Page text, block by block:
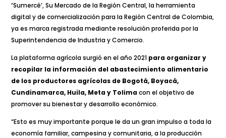
‘Sumercé’, Su Mercado de la Región Central, la herramienta
digital y de comercialización para la Región Central de Colombia,
ya es marca registrada mediante resolución proferida por la
Superintendencia de Industria y Comercio.
La plataforma agrícola surgió en el año 2021 para organizar y
recopilar la información del abastecimiento alimentario
de los productores agrícolas de Bogotá, Boyacá,
Cundinamarca, Huila, Meta y Tolimacon el objetivo de
promover su bienestar y desarrollo económico.
“Esto es muy importante porque le da un gran impulso a toda la
economía familiar, campesina y comunitaria, a la producción